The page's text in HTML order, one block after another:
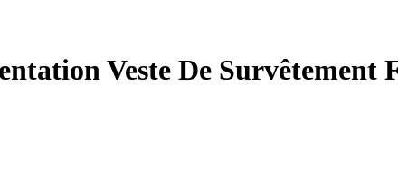
Veste De Survêtement